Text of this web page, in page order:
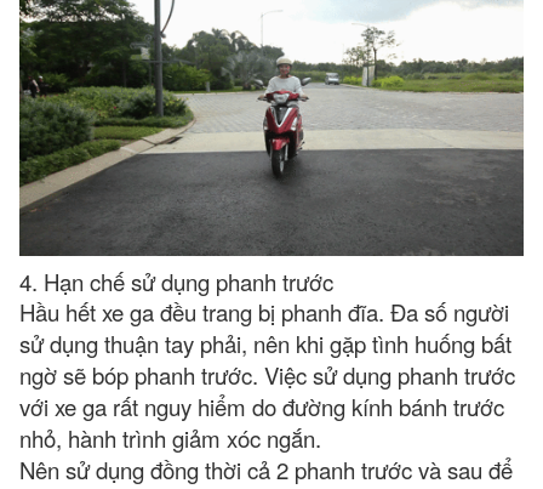
4. Hạn chế sử dụng phanh trước
Hầu hết xe ga đều trang bị phanh đĩa. Đa số người
sử dụng thuận tay phải, nên khi gặp tình huống bất
ngờ sẽ bóp phanh trước. Việc sử dụng phanh trước
với xe ga rất nguy hiểm do đường kính bánh trước
nhỏ, hành trình giảm xóc ngắn.
Nên sử dụng đồng thời cả 2 phanh trước và sau để